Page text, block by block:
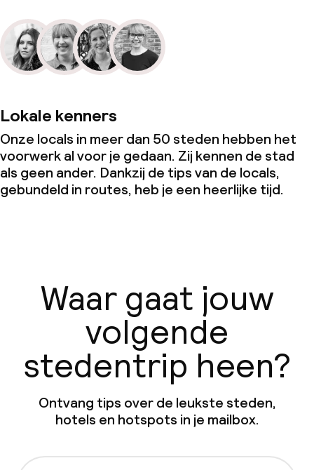
Lokale kenners
Onze locals in meer dan 50 steden hebben het
voorwerk al voor je gedaan. Zij kennen de stad
als geen ander. Dankzij de tips van de locals,
gebundeld in routes, heb je een heerlijke tijd.
Waar gaat jouw
volgende
stedentrip heen?
Ontvang tips over de leukste steden,
hotels en hotspots in je mailbox.